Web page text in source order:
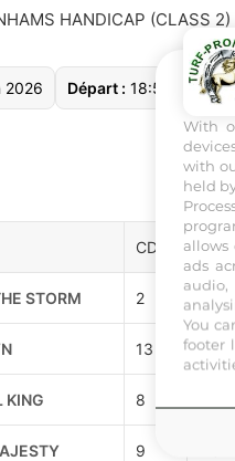
HANDICAP
2026 Départ : 18:50
CDE S/A
STORM 2
13
KING 8
9
With
with
held
allows
ads
You
footer